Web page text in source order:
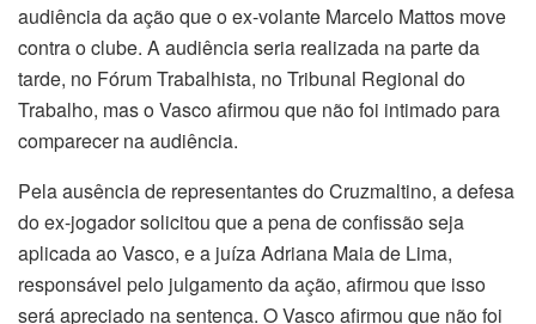
audiência da ação que o ex-volante Marcelo Mattos move
contra o clube. A audiência seria realizada na parte da
tarde, no Fórum Trabalhista, no Tribunal Regional do
Trabalho, mas o Vasco afirmou que não foi intimado para
comparecer na audiência.
Pela ausência de representantes do Cruzmaltino, a defesa
do ex-jogador solicitou que a pena de confissão seja
aplicada ao Vasco, e a juíza Adriana Maia de Lima,
responsável pelo julgamento da ação, afirmou que isso
será apreciado na sentença. O Vasco afirmou que não foi